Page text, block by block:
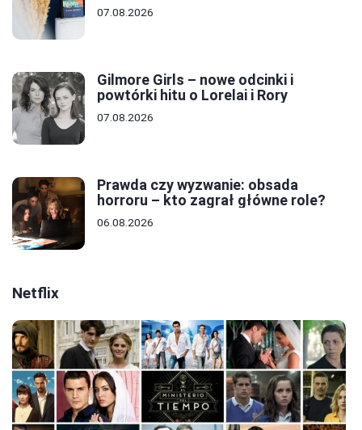
07.08.2026
Gilmore Girls – nowe odcinki i
powtórki hitu o Lorelai i Rory
07.08.2026
Prawda czy wyzwanie: obsada
horroru – kto zagrał główne role?
06.08.2026
Netflix